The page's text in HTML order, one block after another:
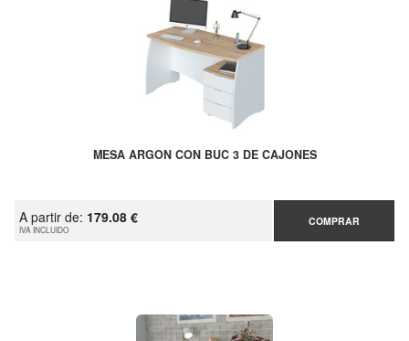
MESA ARGON CON BUC 3 DE CAJONES
A partir de: 179.08 €
IVA INCLUIDO
COMPRAR